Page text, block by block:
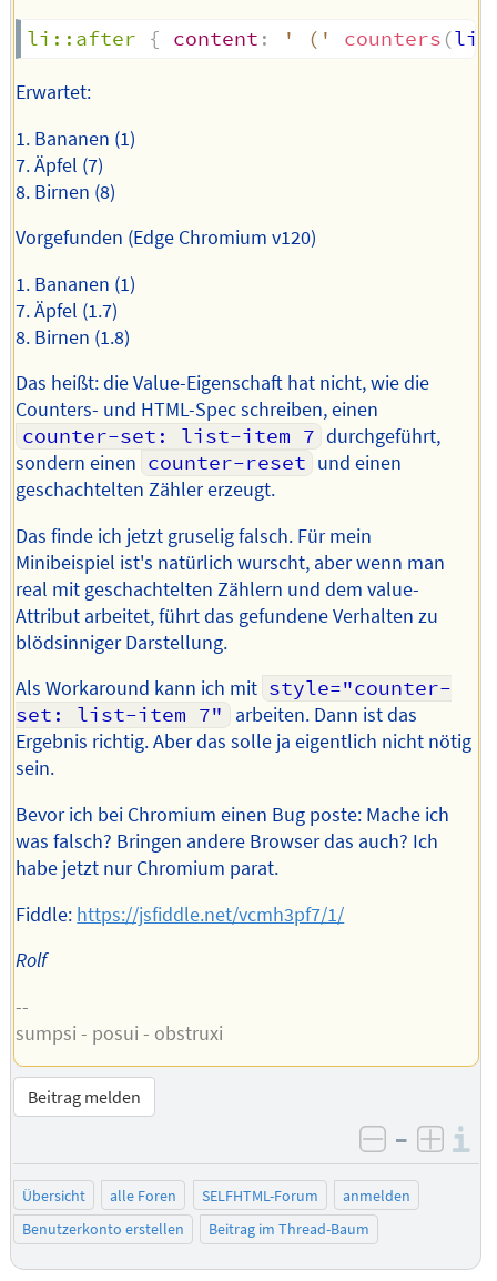
li::after { content : ' (' counters (
Erwartet:
1. Bananen (1)
7. Äpfel (7)
8. Birnen (8)
Vorgefunden (Edge Chromium v120)
1. Bananen (1)
7. Äpfel (1.7)
8. Birnen (1.8)
Das heißt: die Value-Eigenschaft hat nicht, wie die
Counters- und HTML-Spec schreiben, einen
counter-set: list-item 7 durchgeführt,
sondern einen counter-reset und einen
geschachtelten Zähler erzeugt.
Das finde ich jetzt gruselig falsch. Für mein
Minibeispiel ist's natürlich wurscht, aber wenn man
real mit geschachtelten Zählern und dem value-
Attribut arbeitet, führt das gefundene Verhalten zu
blödsinniger Darstellung.
Als Workaround kann ich mit style="counter-
set: list-item 7"
arbeiten. Dann ist das
Ergebnis richtig. Aber das solle ja eigentlich nicht nötig
sein.
Bevor ich bei Chromium einen Bug poste: Mache ich
was falsch? Bringen andere Browser das auch? Ich
habe jetzt nur Chromium parat.
Fiddle: https://jsfiddle.net/vcmh3pf7/1/
Rolf
--
sumpsi - posui - obstruxi
Beitrag melden
negativ
–
Übersicht alle Foren SELFHTML-Forum
anmelden
Benutzerkonto erstellen
Beitrag im Thread-Baum